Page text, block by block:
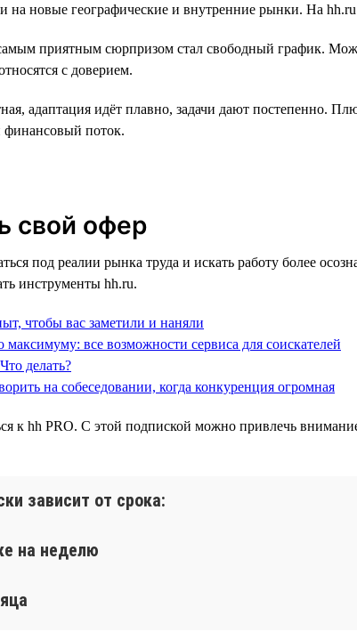
на новые географические и внутренние рынки. На
приятным сюрпризом стал свободный график.
с доверием.
адаптация идёт плавно, задачи дают постепенно.
финансовый поток.
свой офер
под реалии рынка труда и искать работу более
инструменты hh.ru.
чтобы вас заметили и наняли
максимуму: все возможности сервиса для соискателей
делать?
на собеседовании, когда конкуренция огромная
к hh PRO. С этой подпиской можно привлечь
зависит от срока:
на неделю